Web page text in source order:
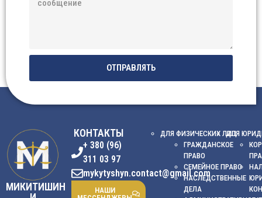
ОТПРАВЛЯТЬ
МИКИТИШИН
КОНТАКТЫ
+ 380 (96)
311 03 97
mykytyshyn.contact@gmail.com
НАШИ
ДЛЯ ФИЗИЧЕСКИХ ЛИЦ
ГРАЖДАНСКОЕ
ПРАВО
СЕМЕЙНОЕ ПРАВО
НАСЛЕДСТВЕННЫЕ
ДЕЛА
ДЛЯ